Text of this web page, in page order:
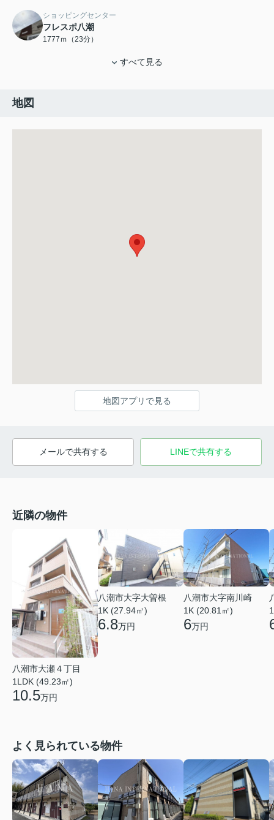
ショッピングセンター
フレスポ八潮
1777ｍ（23分）
すべて見る
地図
地図アプリで見る
メールで共有する LINEで共有する
近隣の物件
八潮市大瀬４丁目
1LDK (49.23㎡)
10.5万円
八潮市大字大曽根
1K (27.94㎡)
6.8万円
八潮市大字南川崎
1K (20.81㎡)
6万円
よく見られている物件